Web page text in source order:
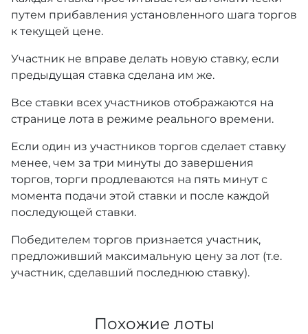
путем прибавления установленного шага торгов
к текущей цене.
Участник не вправе делать новую ставку, если
предыдущая ставка сделана им же.
Все ставки всех участников отображаются на
странице лота в режиме реального времени.
Если один из участников торгов сделает ставку
менее, чем за три минуты до завершения
торгов, торги продлеваются на пять минут с
момента подачи этой ставки и после каждой
последующей ставки.
Победителем торгов признается участник,
предложивший максимальную цену за лот (т.е.
участник, сделавший последнюю ставку).
Похожие лоты